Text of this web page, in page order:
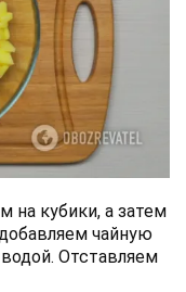
на кубики, а затем
чайную
Отставляем